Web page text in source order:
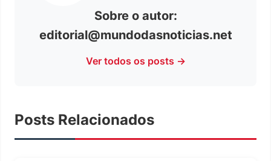
Sobre o autor:
editorial@mundodasnoticias.net
Ver todos os posts →
Posts Relacionados